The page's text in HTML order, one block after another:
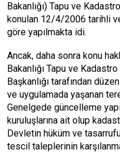
Bakanlığı) Tapu ve
konulan 12/4/2006 tarihli
göre yapılmakta idi.
Ancak, daha sonra konu
Bakanlığı Tapu ve
Başkanlığı tarafından
ve uygulamada yaşanan
Genelgede güncelleme
kuruluşlarına ait olup
Devletin hüküm ve
tescil taleplerinin